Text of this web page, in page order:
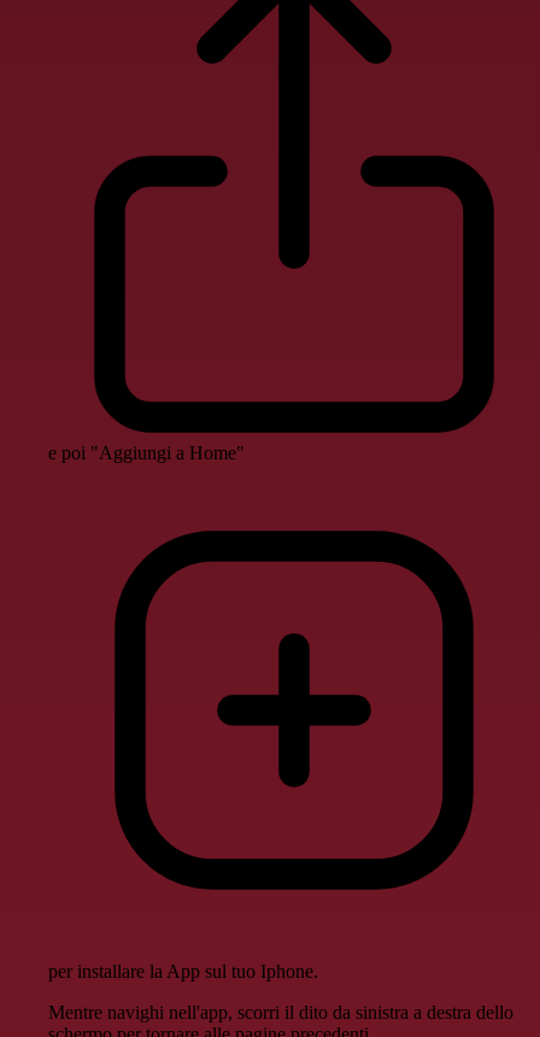
e poi "Aggiungi a Home"
per installare la App sul tuo Iphone.
Mentre navighi nell'app, scorri il dito da sinistra a destra dello